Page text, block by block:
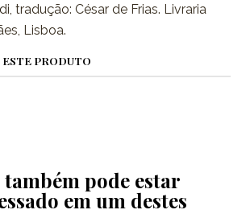
tradução: César de Frias. Livraria
Lisboa.
PRODUTO
também pode estar
em um destes